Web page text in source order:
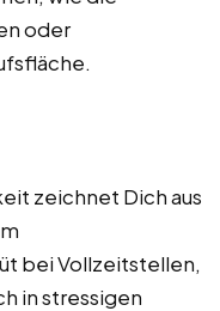
oder
zeichnet Dich aus
bei Vollzeitstellen,
in stressigen